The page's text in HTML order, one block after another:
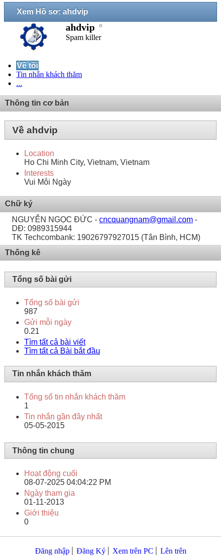
Xem Hồ sơ: ahdvip
ahdvip
Spam killer
Về tôi
Tin nhắn khách thăm
...
Thông tin cơ bản
Về ahdvip
Location
Ho Chi Minh City, Vietnam, Vietnam
Interests
Vui Mỗi Ngày
Chữ ký
NGUYỄN NGỌC ĐỨC - cncquangnam@gmail.com -
DĐ: 0989315944
TK Techcombank: 19026797927015 (Tân Bình, HCM)
Thống kê
Tổng số bài gửi
Tổng số bài gửi
987
Gửi mỗi ngày
0.21
Tìm tất cả bài viết
Tìm tất cả Bài bắt đầu
Tin nhắn khách thăm
Tổng số tin nhắn khách thăm
1
Tin nhắn gần đây nhất
05-05-2015
Thông tin chung
Hoạt động cuối
08-07-2025 04:04:22 PM
Ngày tham gia
01-11-2013
Giới thiệu
0
Đăng nhập Đăng Ký Xem trên PC Lên trên